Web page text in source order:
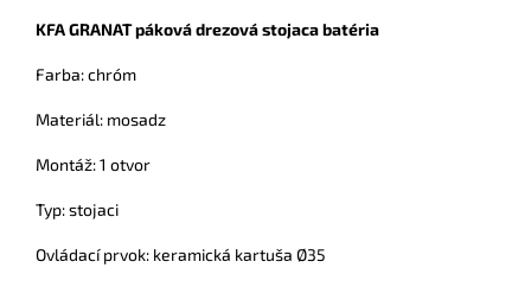
KFA GRANAT páková drezová stojaca batéria
Farba: chróm
Materiál: mosadz
Montáž: 1 otvor
Typ: stojaci
Ovládací prvok: keramická kartuša Ø35